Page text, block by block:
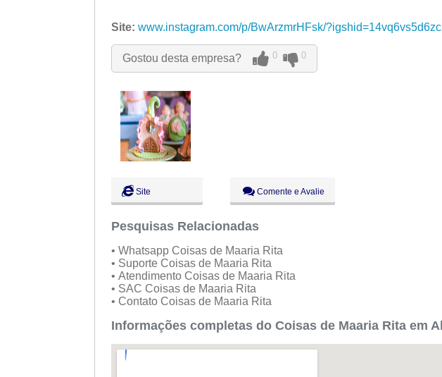
Ter:
09:00 - 18:00
Qui:
09:00 - 18:00
Sex:
09:00 - 18:00
Dom:
Fechado
Site: www.instagram.com/p/BwArzmrHFsk/
Gostou desta empresa? 0 0
Site Comente e Avalie
Pesquisas Relacionadas
• Whatsapp Coisas de Maaria Rita
• Suporte Coisas de Maaria Rita
• Atendimento Coisas de Maaria Rita
• SAC Coisas de Maaria Rita
• Contato Coisas de Maaria Rita
Informações completas do Coisas de Maaria Rita em